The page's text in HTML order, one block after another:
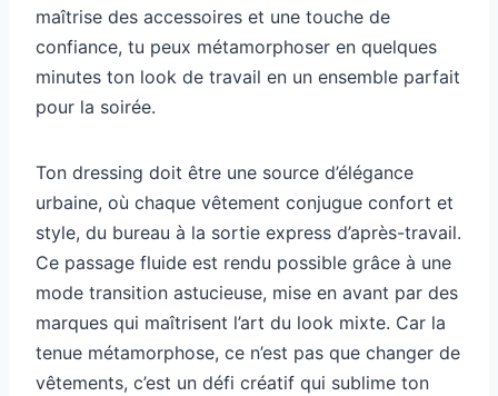
maîtrise des accessoires et une touche de
confiance, tu peux métamorphoser en quelques
minutes ton look de travail en un ensemble parfait
pour la soirée.
Ton dressing doit être une source d’élégance
urbaine, où chaque vêtement conjugue confort et
style, du bureau à la sortie express d’après-travail.
Ce passage fluide est rendu possible grâce à une
mode transition astucieuse, mise en avant par des
marques qui maîtrisent l’art du look mixte. Car la
tenue métamorphose, ce n’est pas que changer de
vêtements, c’est un défi créatif qui sublime ton